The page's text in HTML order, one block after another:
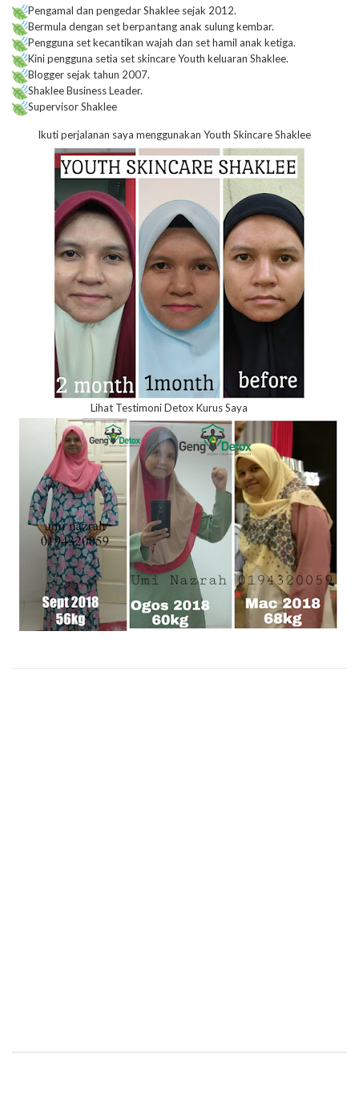
Pengamal dan pengedar Shaklee sejak 2012.
Bermula dengan set berpantang anak sulung kembar.
Pengguna set kecantikan wajah dan set hamil anak ketiga.
Kini pengguna setia set skincare Youth keluaran Shaklee.
Blogger sejak tahun 2007.
Shaklee Business Leader.
Supervisor Shaklee
Ikuti perjalanan saya menggunakan Youth Skincare Shaklee
Lihat Testimoni Detox Kurus Saya